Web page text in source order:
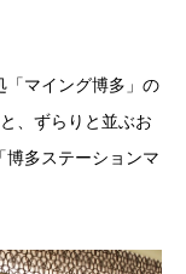
「マイング博多」の
、ずらりと並ぶお
多ステーションマ